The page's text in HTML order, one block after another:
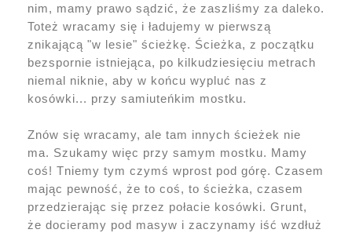
nim, mamy prawo sądzić, że zaszliśmy za daleko.
Toteż wracamy się i ładujemy w pierwszą
znikającą "w lesie" ścieżkę. Ścieżka, z początku
bezspornie istniejąca, po kilkudziesięciu metrach
niemal niknie, aby w końcu wypluć nas z
kosówki... przy samiuteńkim mostku.
Znów się wracamy, ale tam innych ścieżek nie
ma. Szukamy więc przy samym mostku. Mamy
coś! Tniemy tym czymś wprost pod górę. Czasem
mając pewność, że to coś, to ścieżka, czasem
przedzierając się przez połacie kosówki. Grunt,
że docieramy pod masyw i zaczynamy iść wzdłuż